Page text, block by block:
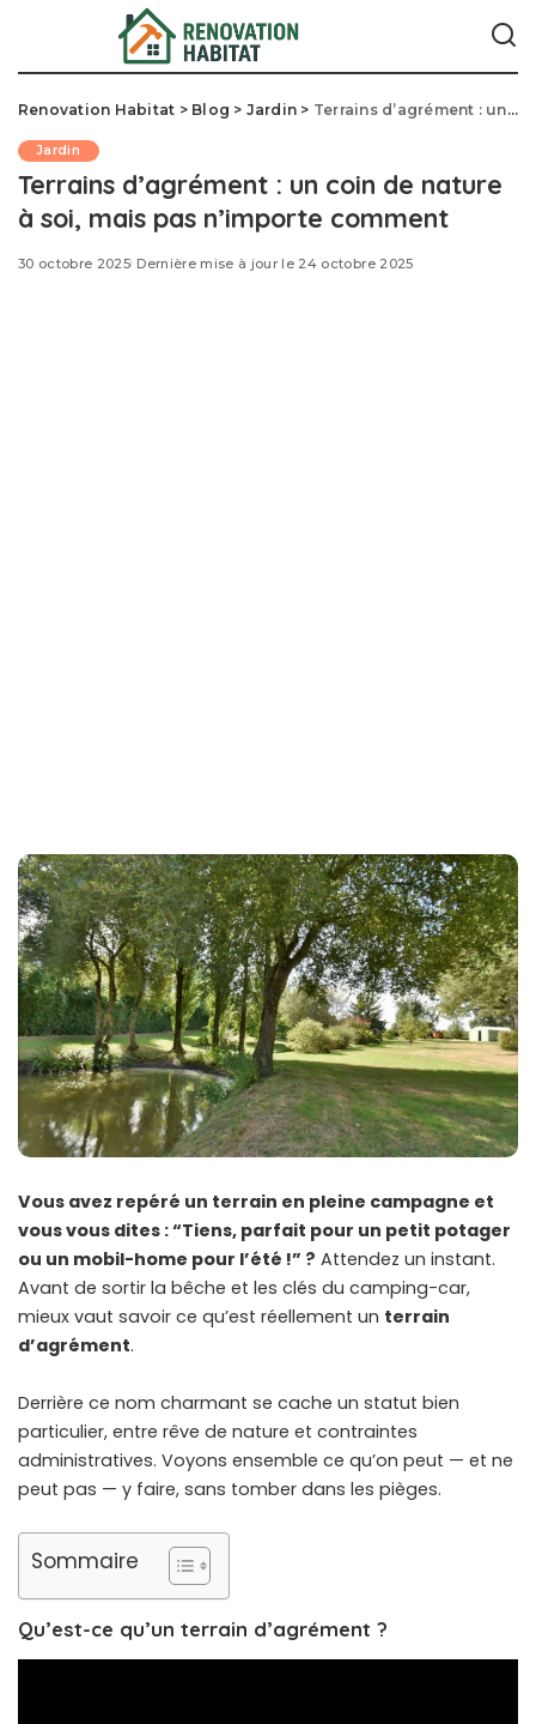
Renovation Habitat > Blog > Jardin > Terrains d’agrément : un coin de nature à soi, mais pas n’importe comment
Jardin
Terrains d’agrément : un coin de nature
à soi, mais pas n’importe comment
30 octobre 2025 Dernière mise à jour le 24 octobre 2025
Vous avez repéré un terrain en pleine campagne et
vous vous dites : “Tiens, parfait pour un petit potager
ou un mobil-home pour l’été !” ? Attendez un instant.
Avant de sortir la bêche et les clés du camping-car,
mieux vaut savoir ce qu’est réellement un terrain
d’agrément.
Derrière ce nom charmant se cache un statut bien
particulier, entre rêve de nature et contraintes
administratives. Voyons ensemble ce qu’on peut — et ne
peut pas — y faire, sans tomber dans les pièges.
Sommaire
Qu’est-ce qu’un terrain d’agrément ?